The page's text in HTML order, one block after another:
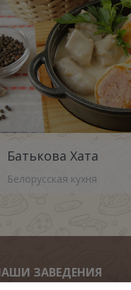
Батькова Хата
Белорусская кухня
ЗАВЕДЕНИЯ